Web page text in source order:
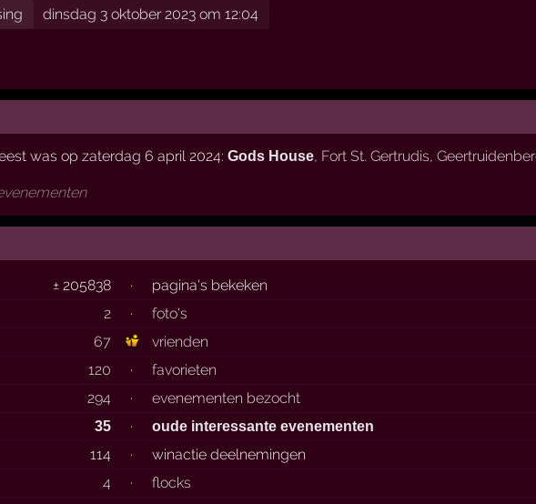
dinsdag 3 oktober 2023 om 12:04
was op zaterdag 6 april 2024: Gods House, Fort St. Gertrudis,
± 205838 ·
pagina's bekeken
2
·
foto's
67
vrienden
120
·
favorieten
294
· evenementen bezocht
35 · oude interessante evenementen
114 ·
winactie deelnemingen
4
·
flocks